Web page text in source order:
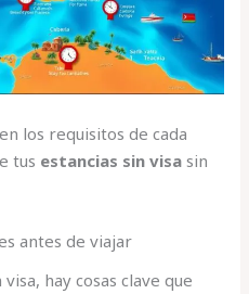
los requisitos de cada
tus estancias sin visa sin
antes de viajar
hay cosas clave que